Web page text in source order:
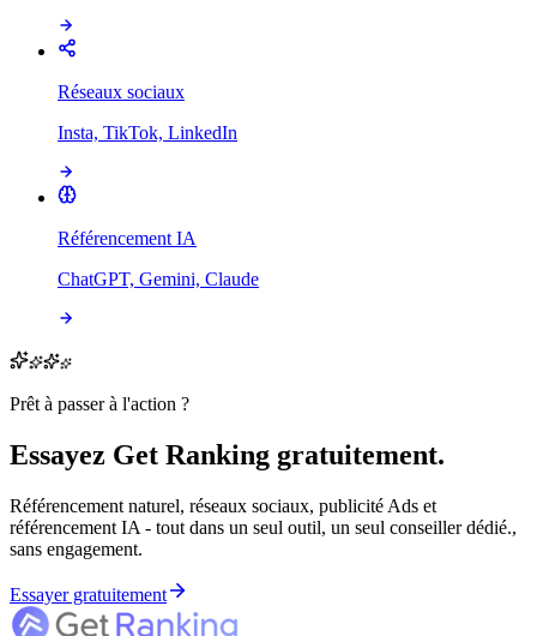
Réseaux sociaux
Insta, TikTok, LinkedIn
Référencement IA
ChatGPT, Gemini, Claude
Prêt à passer à l'action ?
Essayez Get Ranking gratuitement.
Référencement naturel, réseaux sociaux, publicité Ads et
référencement IA - tout dans un seul outil, un seul conseiller dédié.,
sans engagement.
Essayer gratuitement